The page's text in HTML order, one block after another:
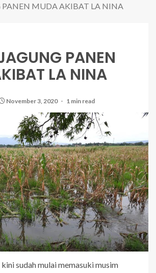
PANEN MUDA AKIBAT LA NINA
PANEN
LA NINA
November 3, 2020 1 min read
sudah mulai memasuki musim